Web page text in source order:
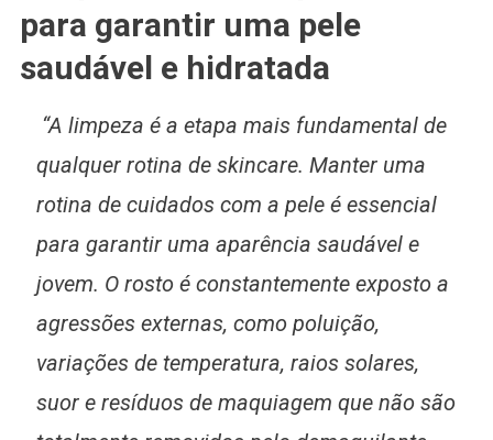
para garantir uma pele
saudável e hidratada
“A limpeza é a etapa mais fundamental de
qualquer rotina de skincare. Manter uma
rotina de cuidados com a pele é essencial
para garantir uma aparência saudável e
jovem. O rosto é constantemente exposto a
agressões externas, como poluição,
variações de temperatura, raios solares,
suor e resíduos de maquiagem que não são